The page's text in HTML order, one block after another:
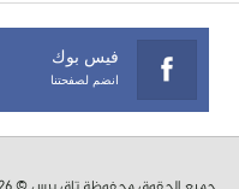
فيس بوك
انضم لصفحتنا